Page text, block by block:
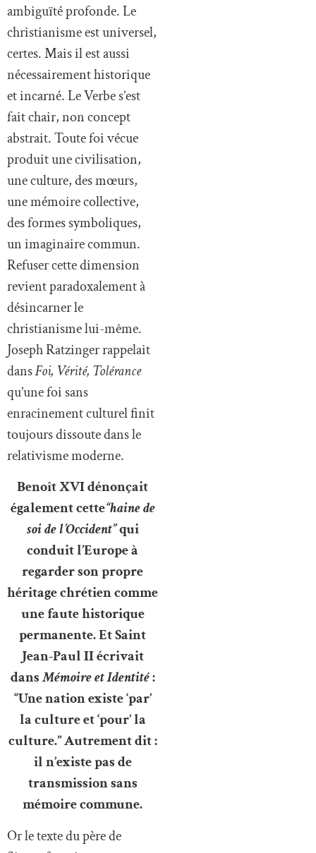
ambiguïté profonde. Le
christianisme est universel,
certes. Mais il est aussi
nécessairement historique
et incarné. Le Verbe s’est
fait chair, non concept
abstrait. Toute foi vécue
produit une civilisation,
une culture, des mœurs,
une mémoire collective,
des formes symboliques,
un imaginaire commun.
Refuser cette dimension
revient paradoxalement à
désincarner le
christianisme lui-même.
Joseph Ratzinger rappelait
dansFoi, Vérité, Tolérance
qu’une foi sans
enracinement culturel finit
toujours dissoute dans le
relativisme moderne.
Benoît XVI dénonçait
également cette“haine de
soi de l’Occident”qui
conduit l’Europe à
regarder son propre
héritage chrétien comme
une faute historique
permanente. Et Saint
Jean-Paul II écrivait
dansMémoire et Identité:
“Une nation existe ‘par’
la culture et ‘pour’ la
culture.” Autrement dit :
il n’existe pas de
transmission sans
mémoire commune.
Or le texte du père de